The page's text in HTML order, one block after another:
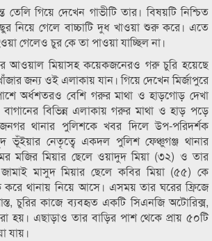
গিয়ে দেখেন গাভীটি তার। বিষয়টি নিশ্চিত
নিয়ে গেলে বাচ্চাটি দুধ খাওয়া শুরু করে। এতে
গেলেও চুর কে তা পাওয়া যাচ্ছিল না।
আওয়াল মিয়াসহ কয়েকজনেরও গরু চুরি হয়েছে
জন্য ওই এলাকায় যান। গিয়ে দেখেন মির্জাপুরে
অর্ধশতরও বেশি গরুর মাথা ও হাড়গোড় দেখা
বিভিন্ন এলাকায় গরুর মাথা ও হাড় পড়ে
থানার পুলিশকে খবর দিলে উপ-পরিদর্শক
নেতৃত্বে একদল পুলিশ ফেঞ্চুগঞ্জ থানার
মজির মিয়ার ছেলে ওয়াদুদ মিয়া (৩২) ও তার
মাসুদ মিয়ার ছেলে কবির মিয়া (৫৫) কে
থানায় নিয়ে আসে। এসময় তার ঘরের ফ্রিজে
চুরির কাজে ব্যবহৃত একটি সিএনজি অটোরিক্স,
হয়। এছাড়াও তার বাড়ির পাশ থেকে প্রায় ৫০টি
যায়।